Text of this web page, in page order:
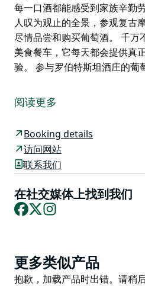
每一口酒都能感受到家族辛勤
人叹为观止的全景，参观复古
尽情品尝和购买葡萄酒。 千万
美食餐车，它每天都会提供真
验。 参与罗伯特斯坦酒庄的葡
植第一批葡萄藤以来，斯坦家
萄园、酒庄和农场。
自1976年以来，斯坦酒庄一直
造屡获殊荣的红葡萄酒、白葡
至今。2024年，斯坦酒庄荣膺
五星红星评级，彰显了其对卓
创新与传统是斯坦酒庄的核心
都能感受到家族辛勤劳动的传
千万不要错过斯坦农场农产品
真正的“从农场到餐桌”的体验。
阅读更多
Booking details
访问网站
联系我们
在社交媒体上找到我们
Facebook
X
Product
List
更多类似产品
Product
抱歉，加载产品时出错。请稍后